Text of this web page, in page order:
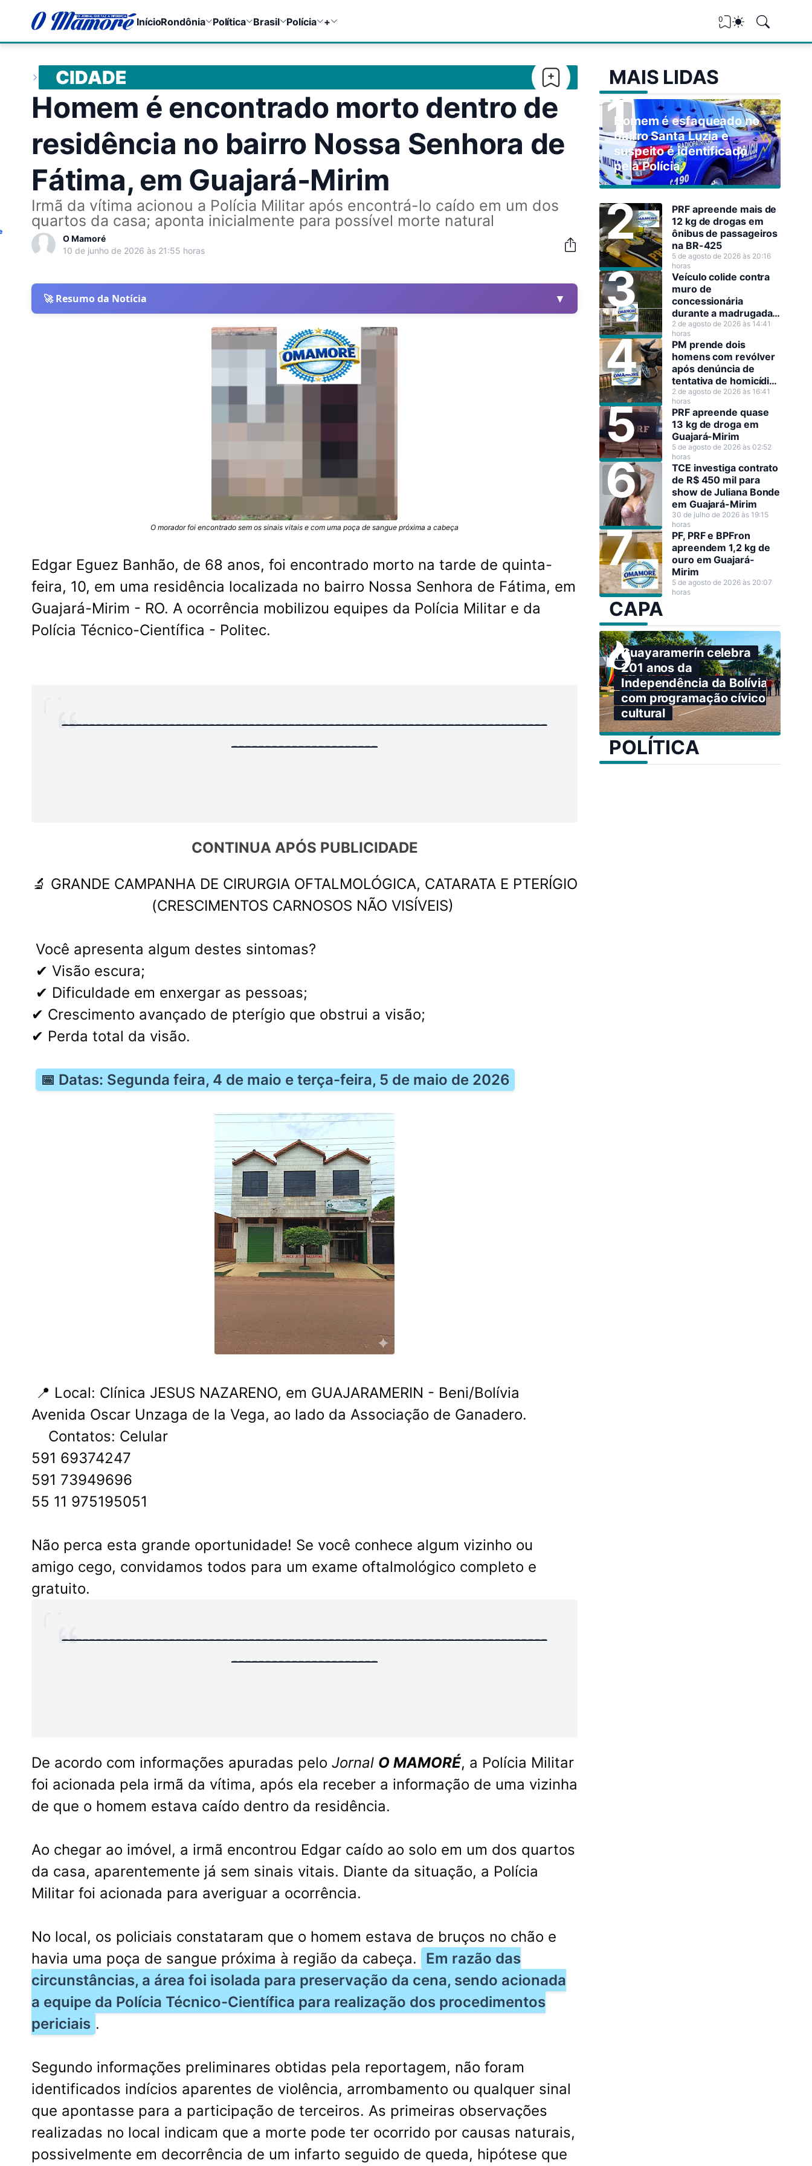
InícioRondônia Política Brasil Polícia + 0
CIDADE
Homem é encontrado morto dentro de
residência no bairro Nossa Senhora de
Fátima, em Guajará-Mirim
Irmã da vítima acionou a Polícia Militar após encontrá-lo caído em um dos
quartos da casa; aponta inicialmente para possível morte natural
O Mamoré
10 de junho de 2026 às 21:55 horas
🚀 Resumo da Notícia ▼
O morador foi encontrado sem os sinais vitais e com uma poça de sangue próxima a cabeça
Edgar Eguez Banhão, de 68 anos, foi encontrado morto na tarde de quinta-
feira, 10, em uma residência localizada no bairro Nossa Senhora de Fátima, em
Guajará-Mirim - RO. A ocorrência mobilizou equipes da Polícia Militar e da
Polícia Técnico-Científica - Politec.
-------------------------------------------------------------------------
----------------------
CONTINUA APÓS PUBLICIDADE
🔬 GRANDE CAMPANHA DE CIRURGIA OFTALMOLÓGICA, CATARATA E PTERÍGIO
(CRESCIMENTOS CARNOSOS NÃO VISÍVEIS)
Você apresenta algum destes sintomas?
✔ Visão escura;
✔ Dificuldade em enxergar as pessoas;
✔ Crescimento avançado de pterígio que obstrui a visão;
✔ Perda total da visão.
📅 Datas: Segunda feira, 4 de maio e terça-feira, 5 de maio de 2026
📍 Local: Clínica JESUS ​​NAZARENO, em GUAJARAMERIN - Beni/Bolívia
Avenida Oscar Unzaga de la Vega, ao lado da Associação de Ganadero.
Contatos: Celular
591 69374247
591 73949696
55 11 975195051
Não perca esta grande oportunidade! Se você conhece algum vizinho ou
amigo cego, convidamos todos para um exame oftalmológico completo e
gratuito.
-------------------------------------------------------------------------
----------------------
De acordo com informações apuradas pelo Jornal O MAMORÉ, a Polícia Militar
foi acionada pela irmã da vítima, após ela receber a informação de uma vizinha
de que o homem estava caído dentro da residência.
Ao chegar ao imóvel, a irmã encontrou Edgar caído ao solo em um dos quartos
da casa, aparentemente já sem sinais vitais. Diante da situação, a Polícia
Militar foi acionada para averiguar a ocorrência.
No local, os policiais constataram que o homem estava de bruços no chão e
havia uma poça de sangue próxima à região da cabeça.
Em razão das
circunstâncias, a área foi isolada para preservação da cena, sendo acionada
a equipe da Polícia Técnico-Científica para realização dos procedimentos
periciais .
Segundo informações preliminares obtidas pela reportagem, não foram
identificados indícios aparentes de violência, arrombamento ou qualquer sinal
que apontasse para a participação de terceiros. As primeiras observações
realizadas no local indicam que a morte pode ter ocorrido por causas naturais,
possivelmente em decorrência de um infarto seguido de queda, hipótese que
MAIS LIDAS
Homem é esfaqueado no
bairro Santa Luzia e
suspeito é identificado
pela Polícia
PRF apreende mais de
12 kg de drogas em
ônibus de passageiros
na BR-425
5 de agosto de 2026 às 20:16
horas
Veículo colide contra
muro de
concessionária
durante a madrugada
em Guajará-Mirim
2 de agosto de 2026 às 14:41
horas
PM prende dois
homens com revólver
após denúncia de
tentativa de homicídio
em Guajará-Mirim
2 de agosto de 2026 às 16:41
horas
PRF apreende quase
13 kg de droga em
Guajará-Mirim
5 de agosto de 2026 às 02:52
horas
TCE investiga contrato
de R$ 450 mil para
show de Juliana Bonde
em Guajará-Mirim
30 de julho de 2026 às 19:15
horas
PF, PRF e BPFron
apreendem 1,2 kg de
ouro em Guajará-
Mirim
5 de agosto de 2026 às 20:07
horas
CAPA
Guayaramerín celebra
201 anos da
Independência da Bolívia
com programação cívico-
cultural
POLÍTICA